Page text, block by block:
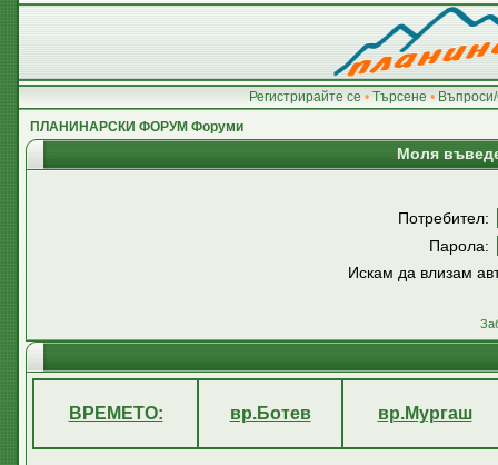
Регистрирайте се • Търсене •
ПЛАНИНАРСКИ ФОРУМ Форуми
Моля
Потребител:
Парола:
Искам да влизам
ВРЕМЕТО: вр.Ботев вр.Мургаш